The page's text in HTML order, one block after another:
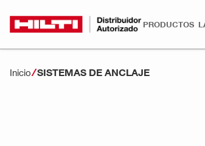
PRODUCTOS
Inicio SISTEMAS DE ANCLAJE